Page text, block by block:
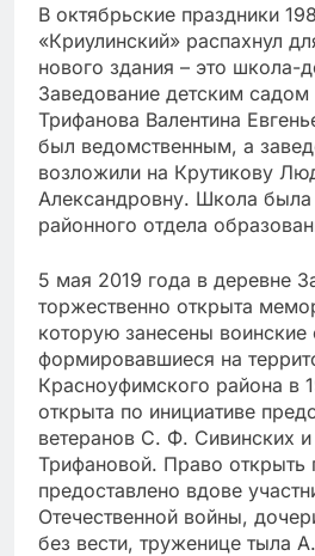
В октябрьские праздники
«Криулинский» распахнул
нового здания – это школа-
Заведование детским садом
Трифанова Валентина
был ведомственным, а
возложили на Крутикову
Александровну. Школа
районного отдела
5 мая 2019 года в деревне
торжественно открыта
которую занесены воинские
формировавшиеся на
Красноуфимского района в
открыта по инициативе
ветеранов С. Ф. Сивинских
Трифановой. Право открыть
предоставлено вдове
Отечественной войны,
без вести, труженице тыла